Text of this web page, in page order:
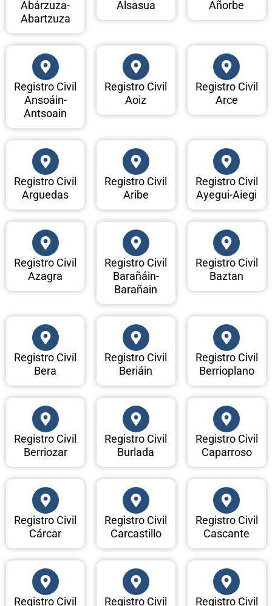
Abárzuza-
Abartzuza
Alsasua
Añorbe
Registro Civil
Ansoáin-
Antsoain
Registro Civil
Aoiz
Registro Civil
Arce
Registro Civil
Arguedas
Registro Civil
Aribe
Registro Civil
Ayegui-Aiegi
Registro Civil
Azagra
Registro Civil
Barañáin-
Barañain
Registro Civil
Baztan
Registro Civil
Bera
Registro Civil
Beriáin
Registro Civil
Berrioplano
Registro Civil
Berriozar
Registro Civil
Burlada
Registro Civil
Caparroso
Registro Civil
Cárcar
Registro Civil
Carcastillo
Registro Civil
Cascante
Registro Civil Registro Civil Registro Civil